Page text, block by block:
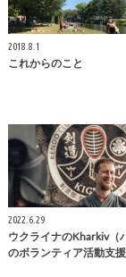
2018.8.1
これからのこと
2022.6.29
ウクライナのKharkiv（
のボランティア活動支